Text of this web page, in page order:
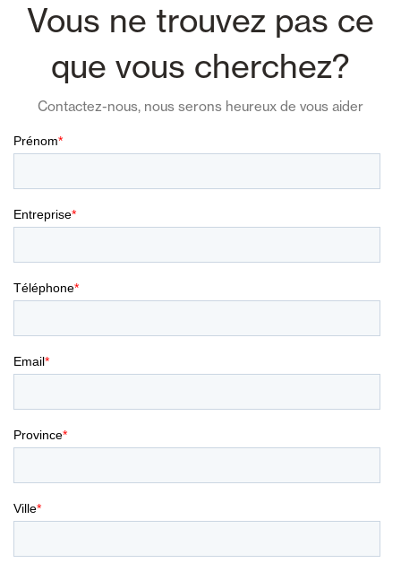
Vous ne trouvez pas ce
que vous cherchez?
Contactez-nous, nous serons heureux de vous aider